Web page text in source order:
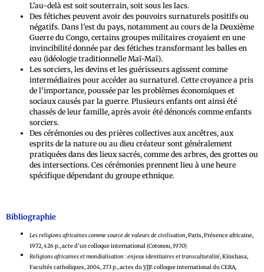
L'au-delà est soit souterrain, soit sous les lacs.
Des fétiches peuvent avoir des pouvoirs surnaturels positifs ou
négatifs. Dans l'est du pays, notamment au cours de la Deuxième
Guerre du Congo, certains groupes militaires croyaient en une
invincibilité donnée par des fétiches transformant les balles en
eau (idéologie traditionnelle Maï-Maï).
Les sorciers, les devins et les guérisseurs agissent comme
intermédiaires pour accéder au surnaturel. Cette croyance a pris
de l'importance, poussée par les problèmes économiques et
sociaux causés par la guerre. Plusieurs enfants ont ainsi été
chassés de leur famille, après avoir été dénoncés comme enfants
sorciers.
Des cérémonies ou des prières collectives aux ancêtres, aux
esprits de la nature ou au dieu créateur sont généralement
pratiquées dans des lieux sacrés, comme des arbres, des grottes ou
des intersections. Ces cérémonies prennent lieu à une heure
spécifique dépendant du groupe ethnique.
Bibliographie
Les religions africaines comme source de valeurs de civilisation, Paris, Présence africaine,
1972, 426 p., acte d'un colloque international (Cotonou, 1970)
Religions africaines et mondialisation : enjeux identitaires et transculturalité, Kinshasa,
Facultés catholiques, 2004, 273 p., actes duVIIe colloque international du CERA,